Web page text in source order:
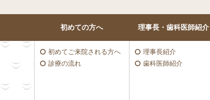
初めての方へ 理事長・歯科医師紹介
初めてご来院される方へ
診療の流れ
理事長紹介
歯科医師紹介